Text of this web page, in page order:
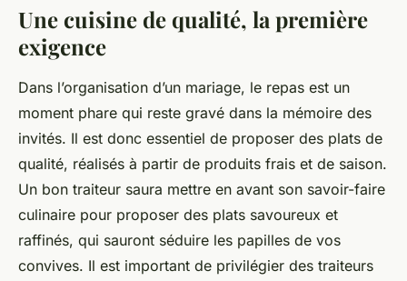
Une cuisine de qualité, la première
exigence
Dans l’organisation d’un mariage, le repas est un
moment phare qui reste gravé dans la mémoire des
invités. Il est donc essentiel de proposer des plats de
qualité, réalisés à partir de produits frais et de saison.
Un bon traiteur saura mettre en avant son savoir-faire
culinaire pour proposer des plats savoureux et
raffinés, qui sauront séduire les papilles de vos
convives. Il est important de privilégier des traiteurs